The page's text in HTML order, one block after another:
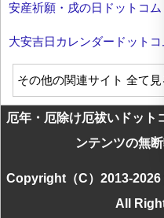
安産祈願・戌の日ドットコム
大安吉日カレンダードットコ
その他の関連サイト 全て見
厄年・厄除け厄祓いドット
ンテンツの無
Copyright（C）2013-
All